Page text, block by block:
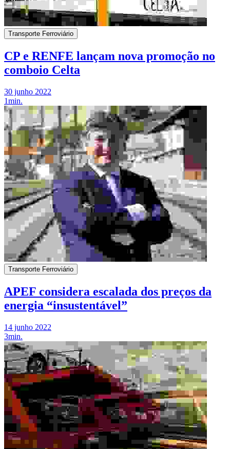
Transporte Ferroviário
CP e RENFE lançam nova promoção no
comboio Celta
30 junho 2022
1min.
Transporte Ferroviário
APEF considera escalada dos preços da
energia “insustentável”
14 junho 2022
3min.